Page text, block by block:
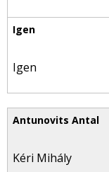
Igen
Kéri Mihály